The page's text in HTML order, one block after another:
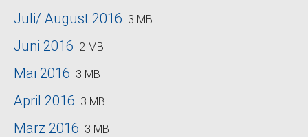
Juli/ August 2016 3 MB
Juni 2016 2 MB
Mai 2016 3 MB
April 2016 3 MB
März 2016 3 MB